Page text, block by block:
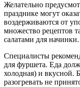
Желательно
празднике могут
воздерживаются от
множество рецептов
салатами для начинки.
Специалисты
для фуршета. Еда
холодная) и вкусной.
разогревать не